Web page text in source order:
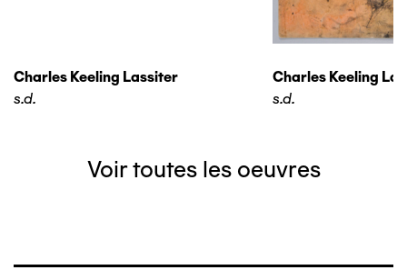
Charles Keeling Lassiter
s.d.
Charles Keeling
s.d.
Voir toutes les oeuvres